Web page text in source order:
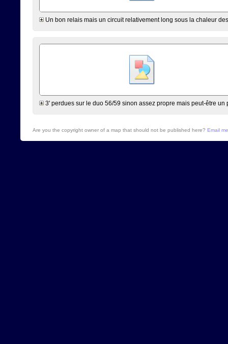
Un bon relais mais un circuit relativement long sous la chaleur
3' perdues sur le duo 56/59 sinon assez propre mais peut-être
Are you the copyright owner of a map that should not be published here? Email me